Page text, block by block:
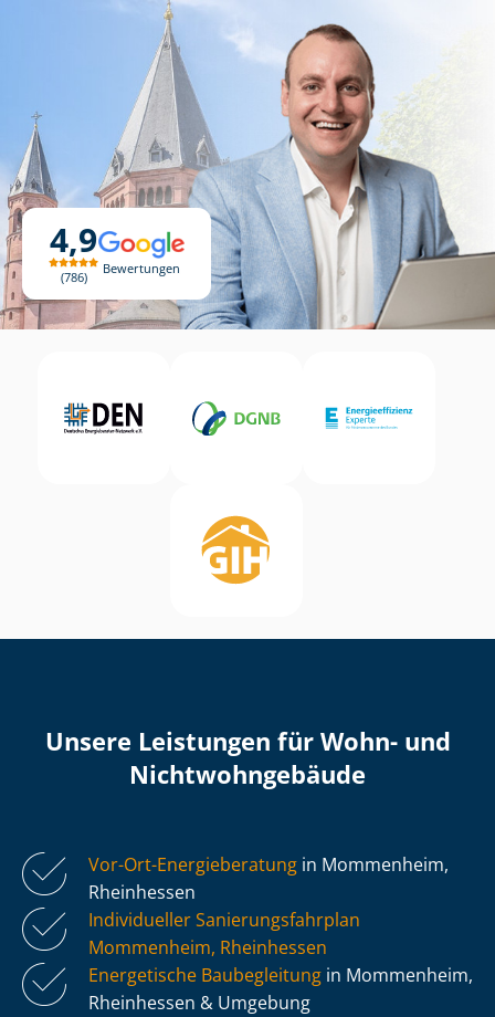
4,9
786
Bewertungen
Unsere Leistungen für Wohn- und
Nicht­wohn­ge­bäu­de
Vor-Ort-Energieberatung in Mommenheim,
Rheinhessen
Individueller Sa­nie­rungs­fahr­plan
Mommenheim, Rheinhessen
Energetische Baubegleitung in Mommenheim,
Rheinhessen & Umgebung